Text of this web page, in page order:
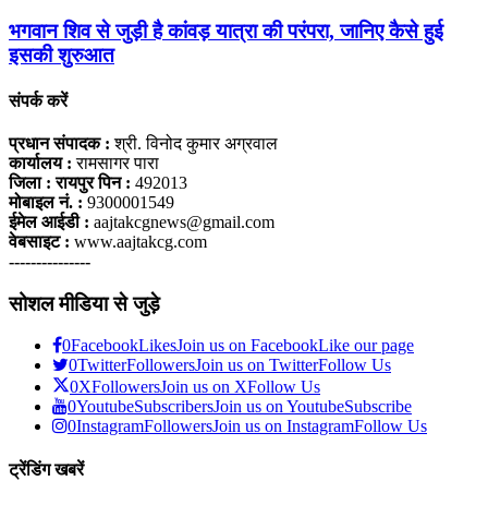
भगवान शिव से जुड़ी है कांवड़ यात्रा की परंपरा, जानिए कैसे हुई
इसकी शुरुआत
संपर्क करें
प्रधान संपादक :श्री. विनोद कुमार अग्रवाल
कार्यालय :रामसागर पारा
जिला : रायपुर पिन : 492013
मोबाइल नं. : 9300001549
ईमेल आईडी : aajtakcgnews@gmail.com
वेबसाइट : www.aajtakcg.com
---------------
सोशल मीडिया से जुड़े
0FacebookLikesJoin us on FacebookLike our page
0TwitterFollowersJoin us on TwitterFollow Us
0XFollowersJoin us on XFollow Us
0YoutubeSubscribersJoin us on YoutubeSubscribe
0InstagramFollowersJoin us on InstagramFollow Us
ट्रेंडिंग खबरें